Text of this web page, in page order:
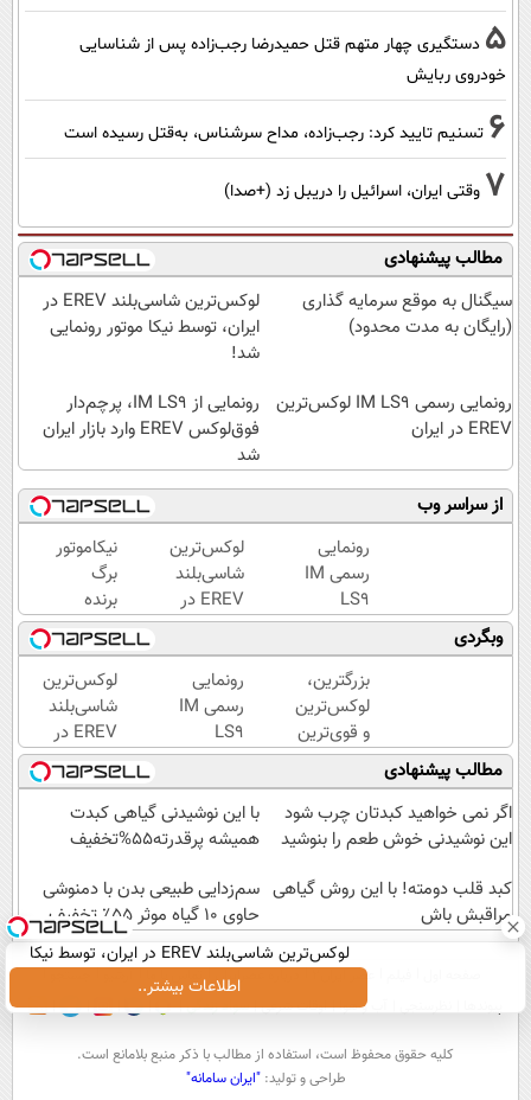
5 دستگیری چهار متهم قتل حمیدرضا رجب‌زاده پس از شناسایی
خودروی ربایش
6 تسنیم تایید کرد: رجب‌زاده، مداح سرشناس، به‌قتل رسیده است
7 وقتی ایران، اسرائیل را دریبل زد (+صدا)
مطالب پیشنهادی
سیگنال به موقع سرمایه گذاری
(رایگان به مدت محدود)
لوکس‌ترین شاسی‌بلند EREV در
ایران، توسط نیکا موتور رونمایی
شد!
رونمایی رسمی IM LS9 لوکس‌ترین
EREV در ایران
رونمایی از IM LS9، پرچم‌دار
فوق‌لوکس EREV وارد بازار ایران
شد
از سراسر وب
رونمایی
رسمی IM
LS9
لوکس‌ترین
EREV در
ایران
لوکس‌ترین
شاسی‌بلند
EREV در
ایران،
توسط نیکا
موتور
رونمایی
شد!
نیکاموتور
برگ
برنده
جدیدش
را رو کرد،
IM LS9
رسماً
وارد بازار
ایران شد
وبگردی
بزرگترین،
لوکس‌ترین
و قوی‌ترین
شاسی بلند
EREV در
در ایران
رونمایی
رونمایی
رسمی IM
LS9
لوکس‌ترین
EREV در
ایران
لوکس‌ترین
شاسی‌بلند
EREV در
ایران،
توسط نیکا
موتور
رونمایی
مطالب پیشنهادی
اگر نمی خواهید کبدتان چرب شود
این نوشیدنی خوش طعم را بنوشید
با این نوشیدنی گیاهی کبدت
همیشه پرقدرته55%تخفیف
کبد قلب دومته! با این روش گیاهی
مراقبش باش
سم‌زدایی طبیعی بدن با دمنوشی
حاوی 10 گیاه موثر ۵۵٪ تخفیف
لوکس‌ترین شاسی‌بلند EREV در ایران، توسط نیکا
موتور رونمایی شد!
اطلاعات بیشتر.. عصر ایران۲ درباره عصرایران تماس با ما
آب و هوا اوقات شرعی سواد زندگی
كليه حقوق محفوظ است، استفاده از مطالب با ذكر منبع بلامانع است.
طراحی و تولید:"ایران سامانه"